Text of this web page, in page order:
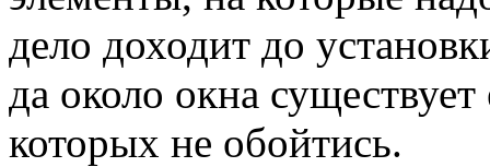
дело доходит до
да около окна
которых не обойтись.